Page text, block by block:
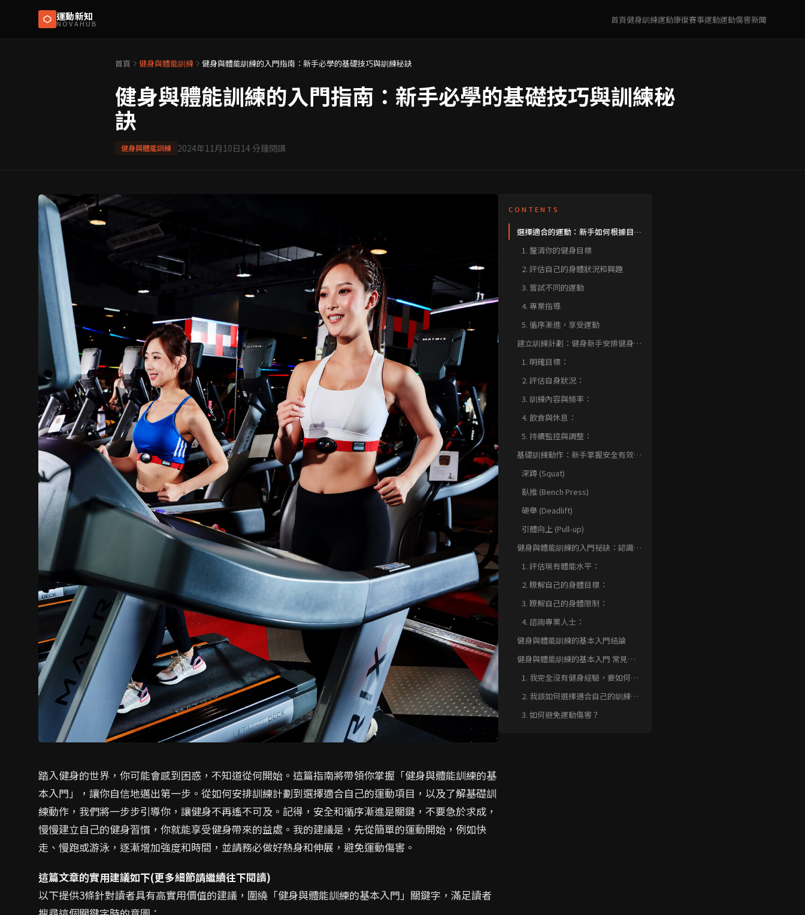
運動新知
NOVAHUB 首頁健身訓練運動康復賽事運動運動傷害新聞
首頁 健身與體能訓練 健身與體能訓練的入門指南：新手必學的基礎技巧與訓練秘訣
健身與體能訓練的入門指南：新手必學的基礎技巧與訓練秘
訣
健身與體能訓練 2024年11月10日14 分鐘閱讀
踏入健身的世界，你可能會感到困惑，不知道從何開始。這篇指南將帶領你掌握「健身與體能訓練的基
本入門」，讓你自信地邁出第一步。從如何安排訓練計劃到選擇適合自己的運動項目，以及了解基礎訓
練動作，我們將一步步引導你，讓健身不再遙不可及。記得，安全和循序漸進是關鍵，不要急於求成，
慢慢建立自己的健身習慣，你就能享受健身帶來的益處。我的建議是，先從簡單的運動開始，例如快
走、慢跑或游泳，逐漸增加強度和時間，並請務必做好熱身和伸展，避免運動傷害。
這篇文章的實用建議如下(更多細節請繼續往下閱讀)
以下提供3條針對讀者具有高實用價值的建議，圍繞「健身與體能訓練的基本入門」關鍵字，滿足讀者
CONTENTS
選擇適合的運動：新手如何根據目標
1. 釐清你的健身目標
2. 評估自己的身體狀況和興趣
3. 嘗試不同的運動
4. 專業指導
5. 循序漸進，享受運動
建立訓練計劃：健身新手安排健身課
1. 明確目標：
2. 評估自身狀況：
3. 訓練內容與頻率：
4. 飲食與休息：
5. 持續監控與調整：
基礎訓練動作：新手掌握安全有效的
深蹲 (Squat)
臥推 (Bench Press)
硬舉 (Deadlift)
引體向上 (Pull-up)
健身與體能訓練的入門祕訣：認識你
1. 評估現有體能水平：
2. 瞭解自己的身體目標：
3. 瞭解自己的身體限制：
4. 諮詢專業人士：
健身與體能訓練的基本入門結論
健身與體能訓練的基本入門 常見問
1. 我完全沒有健身經驗，要如何開
2. 我該如何選擇適合自己的訓練計
3. 如何避免運動傷害？